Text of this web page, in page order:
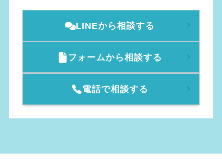
LINEから相談する
フォームから相談する
電話で相談する